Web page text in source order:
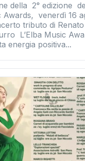
della 2° edizione
Awards, venerdì 16
tributo di
L’Elba Music
energia positiva...